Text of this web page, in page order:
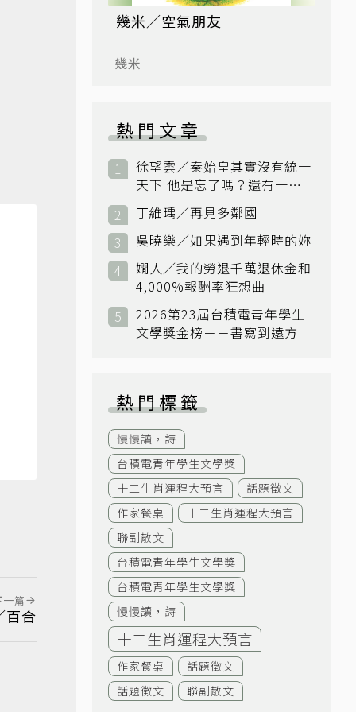
一篇
百合
幾米／空氣朋友
幾米
熱門文章
徐望雲／秦始皇其實沒有統一
天下 他是忘了嗎？還有一個
小國：衛國
丁維瑀／再見多鄰國
吳曉樂／如果遇到年輕時的妳
嫺人／我的勞退千萬退休金和
4,000%報酬率狂想曲
2026第23屆台積電青年學生
文學獎金榜－－書寫到遠方
熱門標籤
慢慢讀，詩
台積電青年學生文學獎
十二生肖運程大預言
話題徵文
作家餐桌
十二生肖運程大預言
聯副散文
台積電青年學生文學獎
台積電青年學生文學獎
慢慢讀，詩
十二生肖運程大預言
作家餐桌
話題徵文
話題徵文
聯副散文